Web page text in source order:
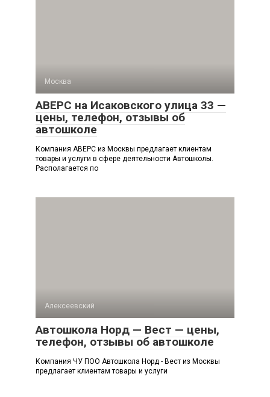
Москва
АВЕРС на Исаковского улица 33 —
цены, телефон, отзывы об
автошколе
Компания АВЕРС из Москвы предлагает клиентам
товары и услуги в сфере деятельности Автошколы.
Располагается по
Алексеевский
Автошкола Норд — Вест — цены,
телефон, отзывы об автошколе
Компания ЧУ ПОО Автошкола Норд - Вест из Москвы
предлагает клиентам товары и услуги